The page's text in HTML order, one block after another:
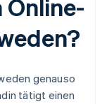
genauso
tätigt einen